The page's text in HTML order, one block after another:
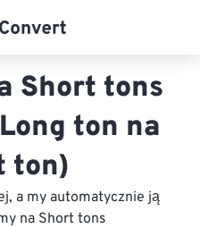
Short tons
ton na
ton)
a my automatycznie ją
na Short tons